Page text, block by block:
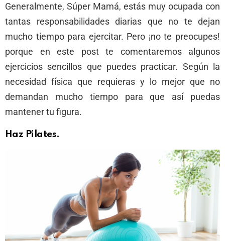
Generalmente, Súper Mamá, estás muy ocupada con
tantas responsabilidades diarias que no te dejan
mucho tiempo para ejercitar. Pero ¡no te preocupes!
porque en este post te comentaremos algunos
ejercicios sencillos que puedes practicar. Según la
necesidad física que requieras y lo mejor que no
demandan mucho tiempo para que así puedas
mantener tu figura.
Haz Pilates.